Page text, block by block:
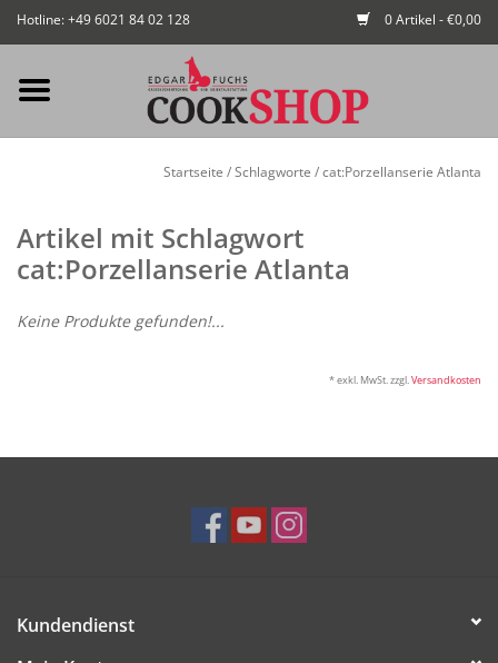
Hotline: +49 6021 84 02 128 0 Artikel - €0,00
Startseite
Aufsteller
Startseite /Schlagworte /cat:Porzellanserie Atlanta
Artikel mit Schlagwort
cat:Porzellanserie Atlanta
Keine Produkte gefunden!...
* exkl. MwSt. zzgl.Versandkosten
Kundendienst